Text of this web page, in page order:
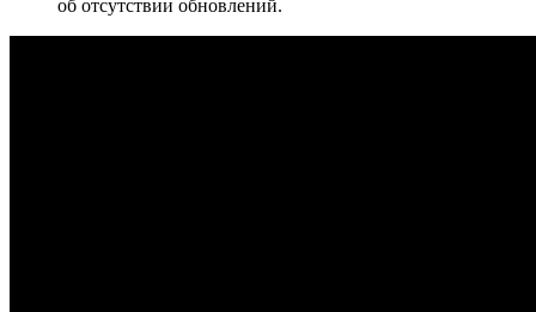
об отсутствии обновлений.